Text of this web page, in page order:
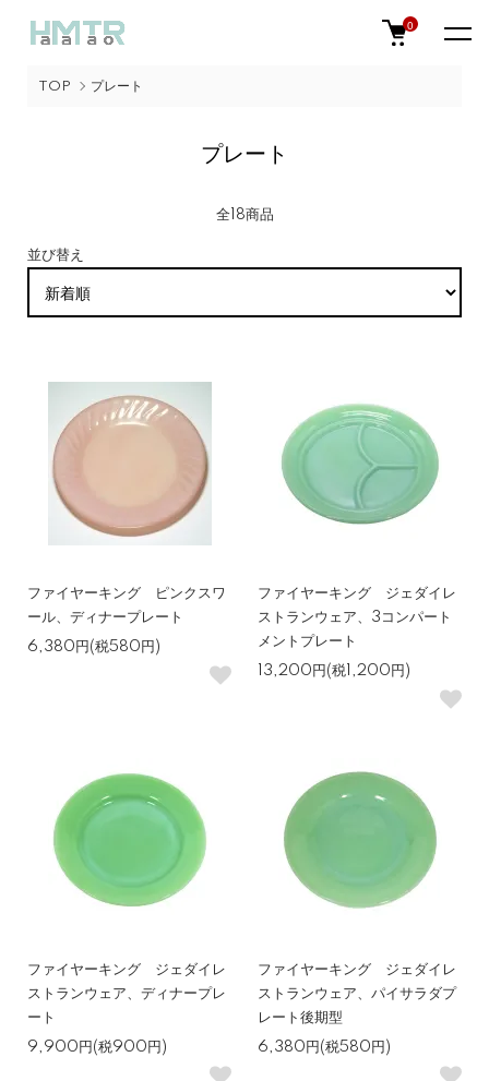
0
TOP プレート
プレート
全18商品
並び替え
ファイヤーキング ピンクスワ
ール、ディナープレート
6,380円(税580円)
ファイヤーキング ジェダイレ
ストランウェア、3コンパート
メントプレート
13,200円(税1,200円)
ファイヤーキング ジェダイレ
ストランウェア、ディナープレ
ート
9,900円(税900円)
ファイヤーキング ジェダイレ
ストランウェア、パイサラダプ
レート後期型
6,380円(税580円)